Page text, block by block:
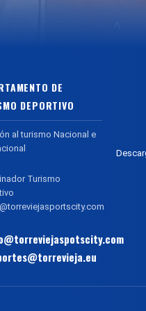
DE
DEPORTIVO
al turismo Nacional e
Turismo